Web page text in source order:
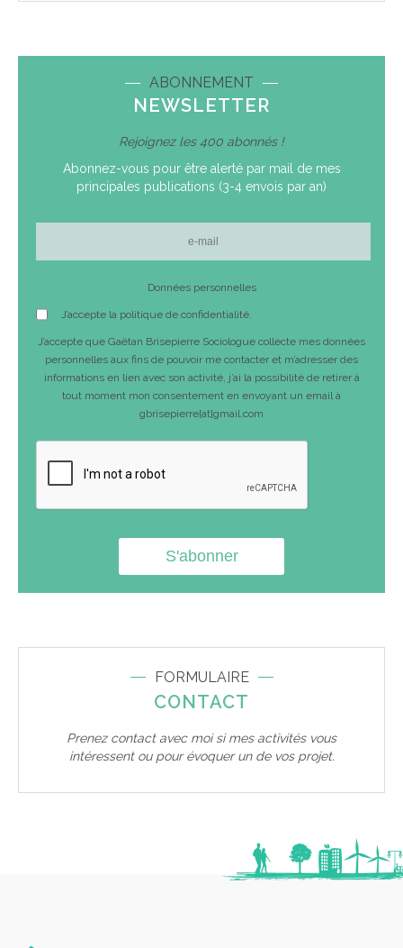
ABONNEMENT
NEWSLETTER
Rejoignez les 400 abonnés !
Abonnez-vous pour être alerté par mail de mes
principales publications (3-4 envois par an)
Données personnelles
J’accepte la politique de confidentialité.
J’accepte que Gaëtan Brisepierre Sociologue collecte mes données
personnelles aux fins de pouvoir me contacter et m’adresser des
informations en lien avec son activité, j’ai la possibilité de retirer à
tout moment mon consentement en envoyant un email à
gbrisepierre[at]gmail.com
FORMULAIRE
CONTACT
Prenez contact avec moi si mes activités vous
intéressent ou pour évoquer un de vos projet.